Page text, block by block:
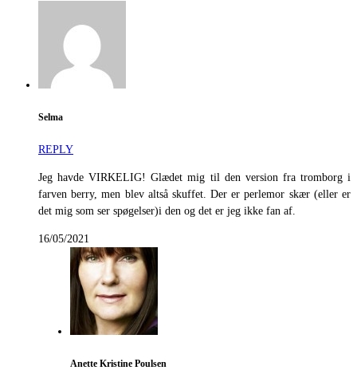
Selma
REPLY
Jeg havde VIRKELIG! Glædet mig til den version fra tromborg i
farven berry, men blev altså skuffet. Der er perlemor skær (eller er
det mig som ser spøgelser)i den og det er jeg ikke fan af.
16/05/2021
Anette Kristine Poulsen